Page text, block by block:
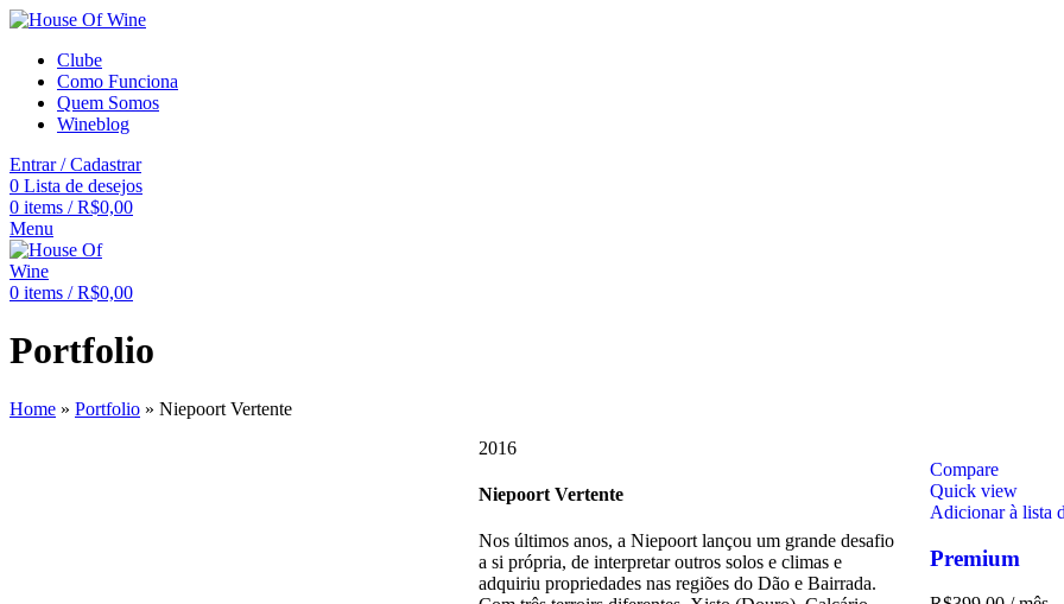
Clube
Como Funciona
Quem Somos
Wineblog
Entrar / Cadastrar
0 Lista de desejos
0 items / R$0,00
Menu
0 items / R$0,00
Portfolio
Home » Portfolio » Niepoort Vertente
2016
Niepoort Vertente
Nos últimos anos, a Niepoort lançou um grande desafio
a si própria, de interpretar outros solos e climas e
adquiriu propriedades nas regiões do Dão e Bairrada.
Compare
Quick view
Adicionar à lista
Premium